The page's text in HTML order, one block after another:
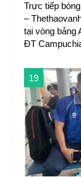
Trực tiếp
–
tại vòng bảng
ĐT
19